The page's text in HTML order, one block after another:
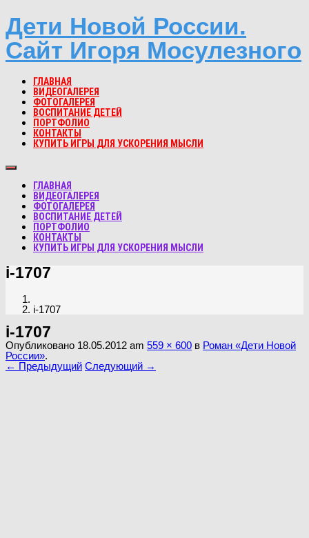
Дети Новой России.
Сайт Игоря Мосулезного
ГЛАВНАЯ
ВИДЕОГАЛЕРЕЯ
ФОТОГАЛЕРЕЯ
ВОСПИТАНИЕ ДЕТЕЙ
ПОРТФОЛИО
КОНТАКТЫ
КУПИТЬ ИГРЫ ДЛЯ УСКОРЕНИЯ МЫСЛИ
ГЛАВНАЯ
ВИДЕОГАЛЕРЕЯ
ФОТОГАЛЕРЕЯ
ВОСПИТАНИЕ ДЕТЕЙ
ПОРТФОЛИО
КОНТАКТЫ
КУПИТЬ ИГРЫ ДЛЯ УСКОРЕНИЯ МЫСЛИ
i-1707
i-1707
i-1707
Опубликовано 18.05.2012 am 559 × 600 в Роман «Дети Новой
России».
← Предыдущий Следующий →